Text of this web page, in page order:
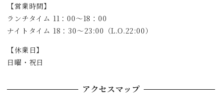
【営業時間】
ランチタイム 11：00～18：00
ナイトタイム 18：30～23:00（L.O.22:00）
【休業日】
日曜・祝日
アクセスマップ